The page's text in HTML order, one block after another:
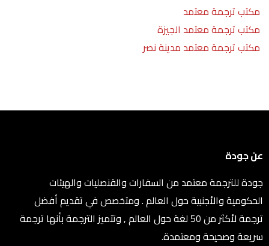
مكتب ترجمة معتمد
مكتب ترجمة معتمد الجيزة
مكتب ترجمة معتمد مدينة نصر
عن جودة
جودة للترجمة معتمد من السفارات والقنصليات والهيئات
الحكومية والأجنبية حول العالم . ومتخصص في تقديم أفضل
ترجمة لأكثر من 50 لغة حول العالم , وتتميز الترجمة بأنها ترجمة
سريعة وصحيحة ومعتمدة.